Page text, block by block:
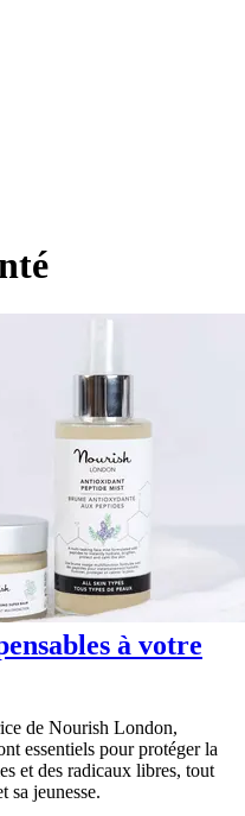
à votre
de Nourish London,
essentiels pour protéger la
et des radicaux libres, tout
sa jeunesse.